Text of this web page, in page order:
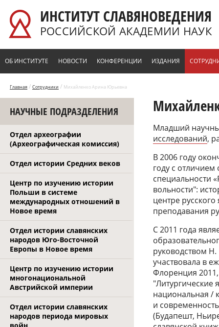
ИНСТИТУТ СЛАВЯНОВЕДЕНИЯ
РОССИЙСКОЙ АКАДЕМИИ НАУК
ОБ ИНСТИТУТЕ НОВОСТИ КОНФЕРЕНЦИИ ИЗДАНИЯ
Главная / Сотрудники / Михайленко Арина Юрьевна
НАУЧНЫЕ ПОДРАЗДЕЛЕНИЯ
Отдел археографии
(Археографическая комиссия)
Отдел истории Средних веков
Центр по изучению истории
Польши в системе
международных отношений в
Новое время
Отдел истории славянских
народов Юго-Восточной
Европы в Новое время
Центр по изучению истории
многонациональной
Австрийской империи
Отдел истории славянских
народов периода мировых
Младший
исследований,
В 2006 году
году с отличием
специальности
вольности":
центре
преподавания
С 2011 года
руководством
участвовала в
Флоренция
"Литургические
национальная /
и
(Будапешт,